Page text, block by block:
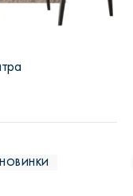
НОВИНКИ